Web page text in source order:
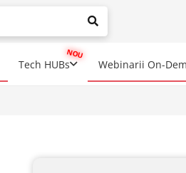
autocomplete results are
Tech HUBs Webinarii On-